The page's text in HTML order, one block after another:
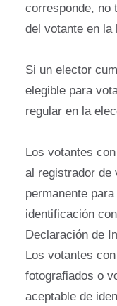
corresponde, no
del votante en la
Si un elector
elegible para
regular en la
Los votantes
al registrador de
permanente
identificación
Declaración de
Los votantes
fotografiados o
aceptable de